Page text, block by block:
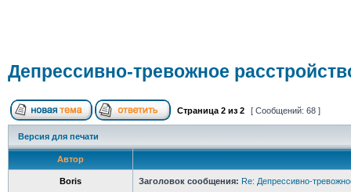
Депрессивно-тревожное
Страница 2из 2 [ Сообщений: 68 ]
Версия для печати
Автор
Boris Заголовок сообщения: Re: Депрессивно-